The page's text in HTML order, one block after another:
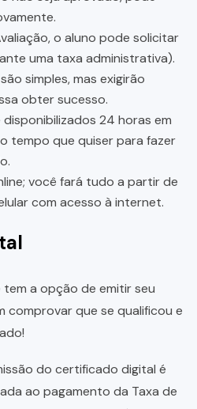
o aluno pode solicitar
uma taxa administrativa).
simples, mas exigirão
obter sucesso.
24 horas em
tempo que quiser para fazer
você fará tudo a partir de
com acesso à internet.
a opção de emitir seu
comprovar que se qualificou e
do certificado digital é
ao pagamento da Taxa de